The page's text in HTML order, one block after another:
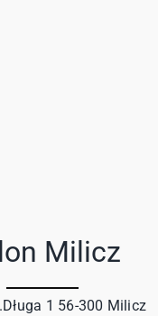
Milicz
1 56-300 Milicz